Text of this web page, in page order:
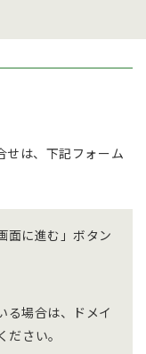
せは、下記フォーム
面に進む」ボタン
る場合は、ドメイ
さい。